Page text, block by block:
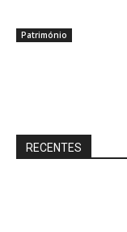
Património
RECENTES